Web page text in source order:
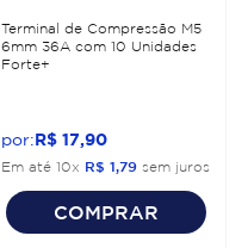
Terminal de Compressão M5
6mm 36A com 10 Unidades
Forte+
R$ 17 90
Em até 10x R$ 1 79 sem juros
COMPRAR